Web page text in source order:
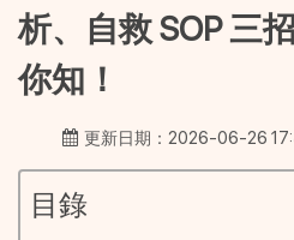
析、自救 SOP 三
你知！
更新日期：2026-06-26
目錄